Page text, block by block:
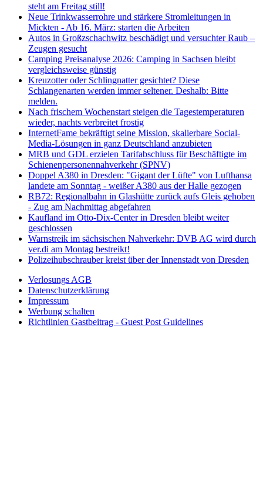
steht am Freitag still!
Neue Trinkwasserrohre und stärkere Stromleitungen in
Mickten - Ab 16. März: starten die Arbeiten
Autos in Großzschachwitz beschädigt und versuchter Raub –
Zeugen gesucht
Camping Preisanalyse 2026: Camping in Sachsen bleibt
vergleichsweise günstig
Kreuzotter oder Schlingnatter gesichtet? Diese
Schlangenarten werden immer seltener. Deshalb: Bitte
melden.
Nach frischem Wochenstart steigen die Tagestemperaturen
wieder, nachts verbreitet frostig
InternetFame bekräftigt seine Mission, skalierbare Social-
Media-Lösungen in ganz Deutschland anzubieten
MRB und GDL erzielen Tarifabschluss für Beschäftigte im
Schienenpersonennahverkehr (SPNV)
Doppel A380 in Dresden: "Gigant der Lüfte" von Lufthansa
landete am Sonntag - weißer A380 aus der Halle gezogen
RB72: Regionalbahn in Glashütte zurück aufs Gleis gehoben
- Zug am Nachmittag abgefahren
Kaufland im Otto-Dix-Center in Dresden bleibt weiter
geschlossen
Warnstreik im sächsischen Nahverkehr: DVB AG wird durch
ver.di am Montag bestreikt!
Polizeihubschrauber kreist über der Innenstadt von Dresden
Verlosungs AGB
Datenschutzerklärung
Impressum
Werbung schalten
Richtlinien Gastbeitrag - Guest Post Guidelines